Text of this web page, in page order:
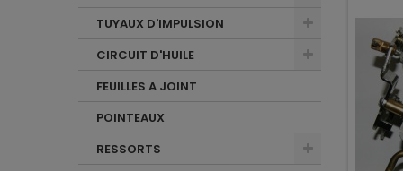
TUYAUX D'IMPULSION
CIRCUIT D'HUILE
FEUILLES A JOINT
POINTEAUX
RESSORTS